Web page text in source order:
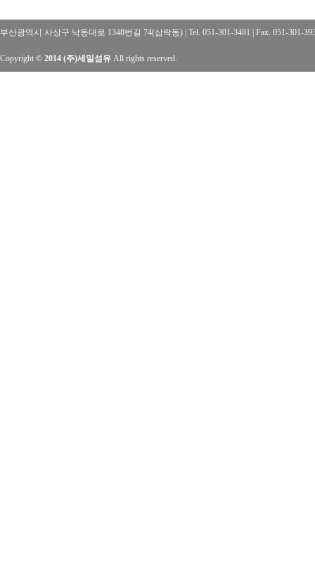
부산광역시 사상구 낙동대로 1348번길 74(삼락동) | Tel. 051-301-3481 | Fax. 051-301-
Copyright © 2014 (주)세일섬유 All rights reserved.